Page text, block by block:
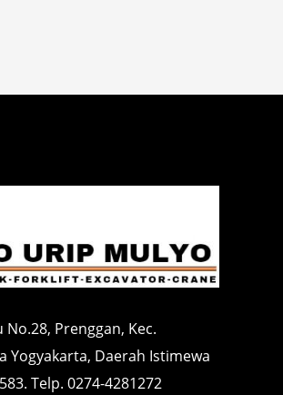
No.28, Prenggan, Kec.
Yogyakarta, Daerah Istimewa
Telp. 0274-4281272